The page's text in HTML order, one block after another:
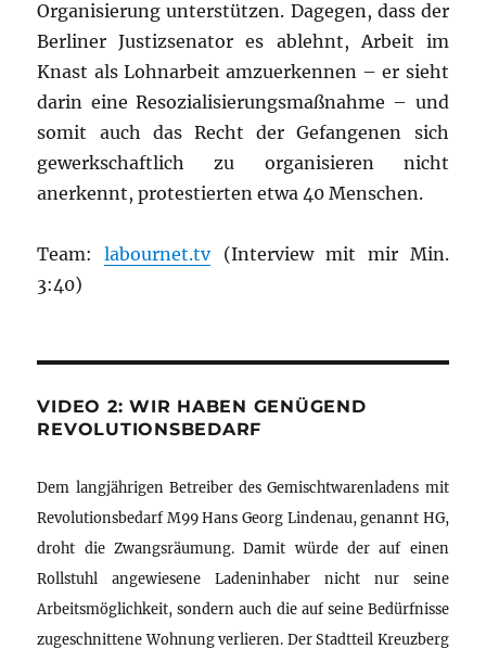
Organisierung unterstützen. Dagegen, dass der
Berliner Justizsenator es ablehnt, Arbeit im
Knast als Lohnarbeit amzuerkennen – er sieht
darin eine Resozialisierungsmaßnahme – und
somit auch das Recht der Gefangenen sich
gewerkschaftlich zu organisieren nicht
anerkennt, protestierten etwa 40 Menschen.
Team:labournet.tv(Interview mit mir Min.
3:40)
VIDEO 2: WIR HABEN GENÜGEND
REVOLUTIONSBEDARF
Dem langjährigen Betreiber des Gemischtwarenladens mit
Revolutionsbedarf M99 Hans Georg Lindenau, genannt HG,
droht die Zwangsräumung. Damit würde der auf einen
Rollstuhl angewiesene Ladeninhaber nicht nur seine
Arbeitsmöglichkeit, sondern auch die auf seine Bedürfnisse
zugeschnittene Wohnung verlieren. Der Stadtteil Kreuzberg